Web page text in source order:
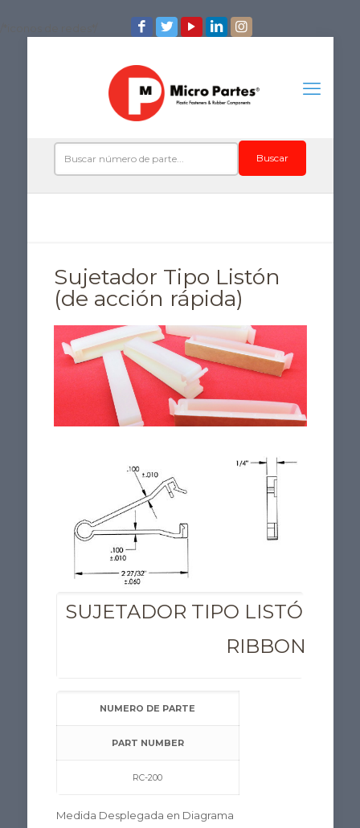
Buscar
Sujetador Tipo Listón
(de acción rápida)
SUJETADOR TIPO LISTÓN
RIBBON CLIP
NUMERO DE PARTE
PART NUMBER
RC-200
Medida Desplegada en Diagrama